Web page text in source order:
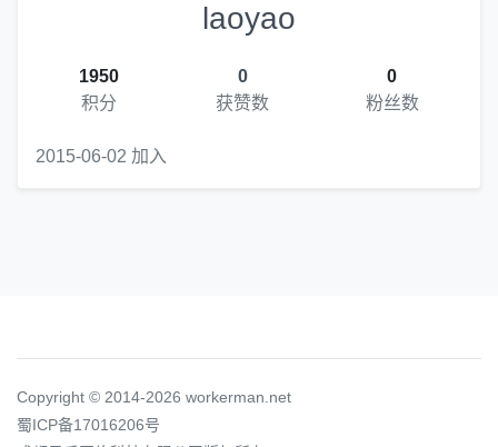
laoyao
1950
积分
0
获赞数
0
粉丝数
2015-06-02 加入
Copyright © 2014-2026 workerman.net
蜀ICP备17016206号